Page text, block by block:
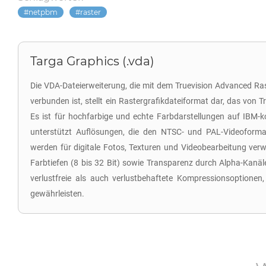
netpbm raster
Targa Graphics (.vda)
Die VDA-Dateierweiterung, die mit dem Truevision Advanced
verbunden ist, stellt ein Rastergrafikdateiformat dar, das von
Es ist für hochfarbige und echte Farbdarstellungen auf IBM-
unterstützt Auflösungen, die den NTSC- und PAL-
werden für digitale Fotos, Texturen und Videobearbeitung
Farbtiefen (8 bis 32 Bit) sowie Transparenz durch Alpha-
verlustfreie als auch verlustbehaftete
gewährleisten.